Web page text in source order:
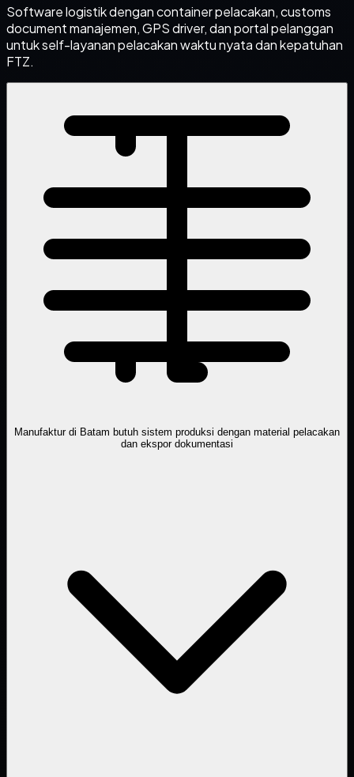
Software logistik dengan container pelacakan, customs
document manajemen, GPS driver, dan portal pelanggan
untuk self-layanan pelacakan waktu nyata dan kepatuhan
FTZ.
Manufaktur di Batam butuh sistem produksi dengan material pelacakan
dan ekspor dokumentasi